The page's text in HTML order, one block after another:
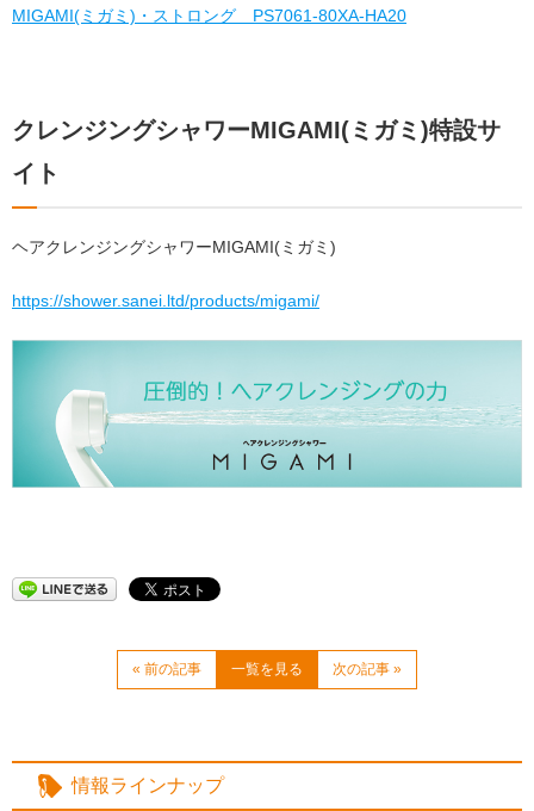
MIGAMI(ミガミ)・ストロング PS7061-80XA-HA20
クレンジングシャワーMIGAMI(ミガミ)特設サ
イト
ヘアクレンジングシャワーMIGAMI(ミガミ)
https://shower.sanei.ltd/products/migami/
« 前の記事 一覧を見る 次の記事 »
情報ラインナップ